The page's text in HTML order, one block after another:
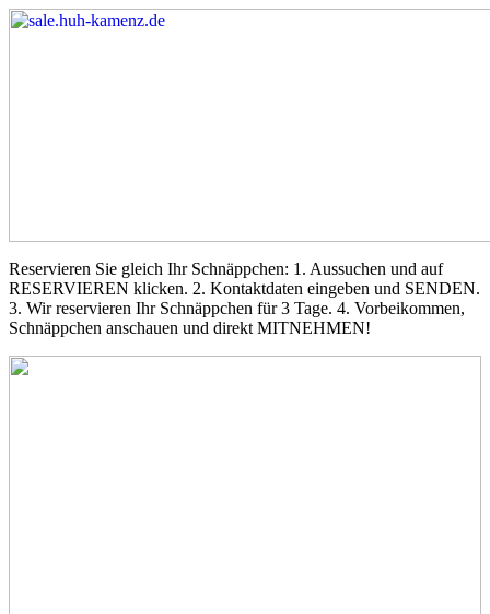
Reservieren Sie gleich Ihr Schnäppchen: 1. Aussuchen und auf
RESERVIEREN klicken. 2. Kontaktdaten eingeben und SENDEN.
3. Wir reservieren Ihr Schnäppchen für 3 Tage. 4. Vorbeikommen,
Schnäppchen anschauen und direkt MITNEHMEN!